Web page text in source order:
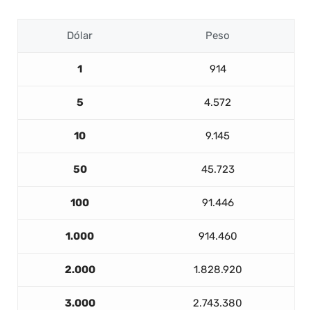
Dólar Peso
1 914
5 4.572
10 9.145
50 45.723
100 91.446
1.000 914.460
2.000 1.828.920
3.000 2.743.380